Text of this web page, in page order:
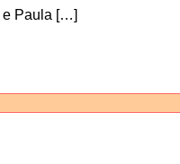
e Paula […]